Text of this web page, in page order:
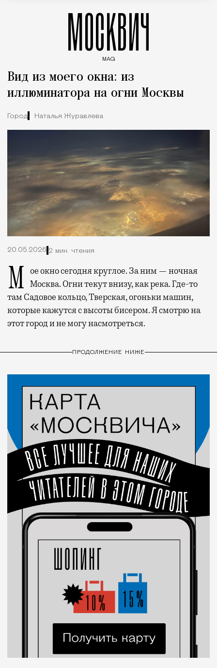
МОСКВИЧ
MAG
Вид из моего окна: из
иллюминатора на огни Москвы
Город Наталья Журавлева
20.05.2026 2 мин. чтения
Мое окно сегодня круглое. За ним — ночная Москва. Огни текут внизу, как река. Где-то
там Садовое кольцо, Тверская, огоньки машин,
которые кажутся с высоты бисером. Я смотрю на
этот город и не могу насмотреться.
ПРОДОЛЖЕНИЕ НИЖЕ